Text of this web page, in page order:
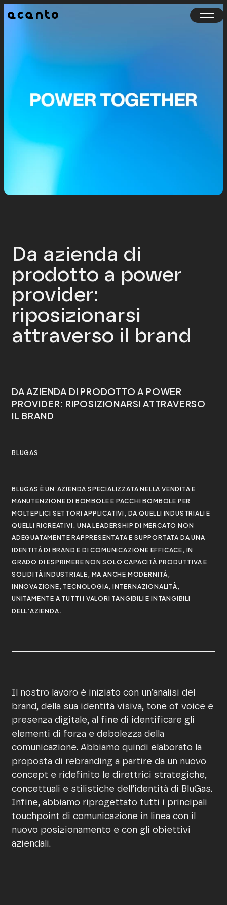
Da azienda di
prodotto a power
provider:
riposizionarsi
attraverso il brand
DA AZIENDA DI PRODOTTO A POWER
PROVIDER: RIPOSIZIONARSI ATTRAVERSO
IL BRAND
BLUGAS
BLUGAS È UN’AZIENDA SPECIALIZZATA NELLA VENDITA E
MANUTENZIONE DI BOMBOLE E PACCHI BOMBOLE PER
MOLTEPLICI SETTORI APPLICATIVI, DA QUELLI INDUSTRIALI E
QUELLI RICREATIVI. UNA LEADERSHIP DI MERCATO NON
ADEGUATAMENTE RAPPRESENTATA E SUPPORTATA DA UNA
IDENTITÀ DI BRAND E DI COMUNICAZIONE EFFICACE, IN
GRADO DI ESPRIMERE NON SOLO CAPACITÀ PRODUTTIVA E
SOLIDITÀ INDUSTRIALE, MA ANCHE MODERNITÀ,
INNOVAZIONE, TECNOLOGIA, INTERNAZIONALITÀ,
UNITAMENTE A TUTTI I VALORI TANGIBILI E INTANGIBILI
DELL’AZIENDA.
Il nostro lavoro è iniziato con un’analisi del
brand, della sua identità visiva, tone of voice e
presenza digitale, al fine di identificare gli
elementi di forza e debolezza della
comunicazione. Abbiamo quindi elaborato la
proposta di rebranding a partire da un nuovo
concept e ridefinito le direttrici strategiche,
concettuali e stilistiche dell’identità di BluGas.
Infine, abbiamo riprogettato tutti i principali
touchpoint di comunicazione in linea con il
nuovo posizionamento e con gli obiettivi
aziendali.